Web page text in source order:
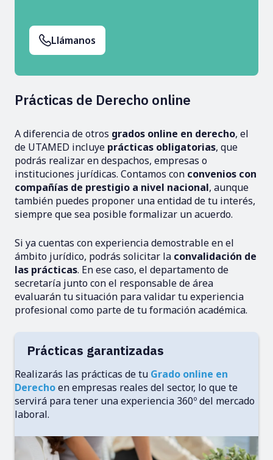
Llámanos
Prácticas de Derecho online
A diferencia de otros grados online en derecho, el
de UTAMED incluye prácticas obligatorias, que
podrás realizar en despachos, empresas o
instituciones jurídicas. Contamos con convenios con
compañías de prestigio a nivel nacional, aunque
también puedes proponer una entidad de tu interés,
siempre que sea posible formalizar un acuerdo.
Si ya cuentas con experiencia demostrable en el
ámbito jurídico, podrás solicitar la convalidación de
las prácticas. En ese caso, el departamento de
secretaría junto con el responsable de área
evaluarán tu situación para validar tu experiencia
profesional como parte de tu formación académica.
Prácticas garantizadas
Realizarás las prácticas de tu Grado online en
Derechoen empresas reales del sector, lo que te
servirá para tener una experiencia 360º del mercado
laboral.